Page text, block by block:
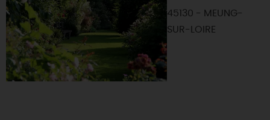
45130 - MEUNG-
SUR-LOIRE